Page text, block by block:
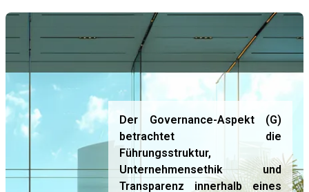
Der Governance-Aspekt (G)
betrachtet die
Führungsstruktur,
Unternehmensethik und
Transparenz innerhalb eines